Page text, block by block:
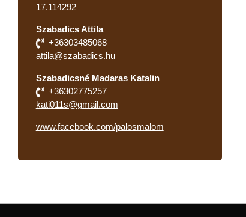
17.114292
Szabadics Attila
+36303485068
attila@szabadics.hu
Szabadicsné Madaras Katalin
+36302775257
kati011s@gmail.com
www.facebook.com/palosmalom